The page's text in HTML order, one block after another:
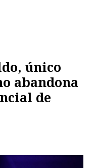
único
abandona
de